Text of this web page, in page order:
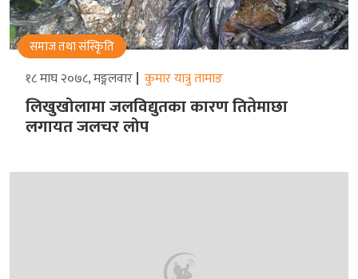
समाज तथा संस्किृति
१८ माघ २०७८, मङ्गलवार कुमार यात्रु तामाङ
लिखुखोलामा जलविद्युतका कारण तितेमाछा
लगायत जलचर लोप